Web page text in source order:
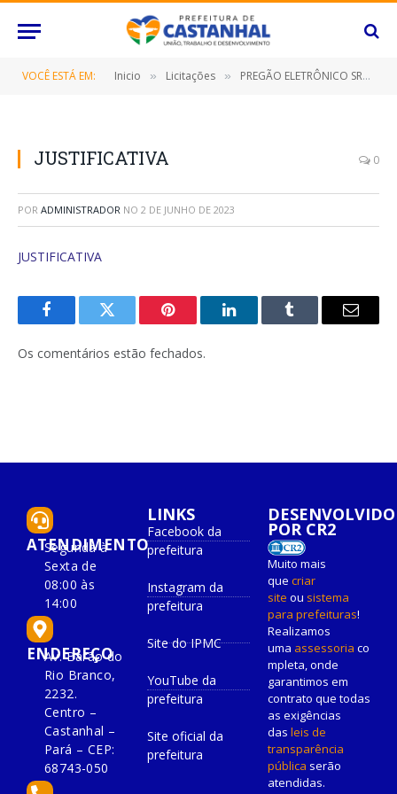
VOCÊ ESTÁ EM: Inicio » Licitações » PREGÃO ELETRÔNICO SRP Nº 039/2022 (CONTRATAÇÃO DE EMPRESA ESPECIALIZADA PARA PRESTAÇÃO DE SERVIÇOS DE ASSISTÊNCIA TÉCNICA PARA MANUTENÇÃO PREVENTIVA E CORRETIVA)
JUSTIFICATIVA 0
POR ADMINISTRADOR NO 2 DE JUNHO DE 2023
JUSTIFICATIVA
FacebookTwitter Pinterest O
Tumblr
E-
Os comentários estão fechados.
ATENDIMENTO
Segunda à
Sexta de
08:00 às
14:00
ENDEREÇO
Av. Barão do
Rio Branco,
2232.
Centro –
Castanhal –
Pará – CEP:
68743-050
LINKS
Facebook da
prefeitura
Instagram da
prefeitura
Site do IPMC
YouTube da
prefeitura
Site oficial da
prefeitura
DESENVOLVIDO
POR CR2
Muito mais
que criar
site ou sistema
para prefeituras!
Realizamos
uma assessoria co
mpleta, onde
garantimos em
contrato que todas
as exigências
das leis de
transparência
pública serão
atendidas.